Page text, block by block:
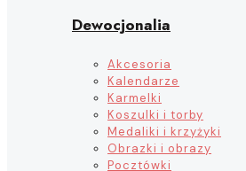
Dewocjonalia
Akcesoria
Kalendarze
Karmelki
Koszulki i torby
Medaliki i krzyżyki
Obrazki i obrazy
Pocztówki